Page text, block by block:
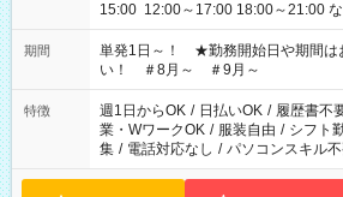
15:00 12:00～17:00 18:00～21:00 など こちら以外の時間
お気軽にご相談ください！
期間
単発1日～！ ★勤務開始日や期間は
い！ ＃8月～ ＃9月～
特徴 週1日からOK / 日払いOK / 履歴書不
業・WワークOK / 服装自由 / シフト
集 / 電話対応なし / パソコンスキル